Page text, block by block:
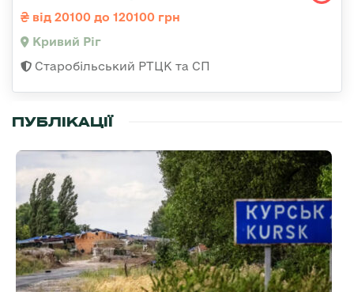
від 20100 до 120100 грн
Кривий Ріг
Старобільський РТЦК та СП
ПУБЛІКАЦІЇ